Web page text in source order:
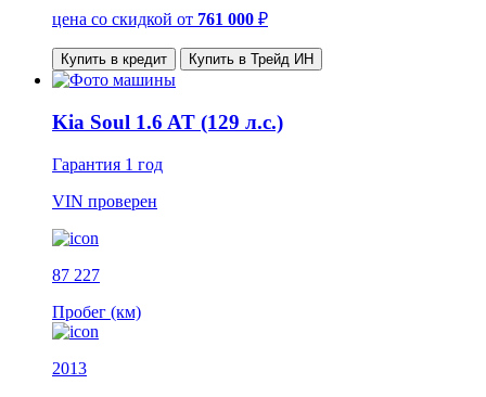
цена со скидкой от 761 000 ₽
Купить в кредит Купить в Трейд ИН
Kia Soul 1.6 AT (129 л.с.)
Гарантия 1 год
VIN проверен
87 227
Пробег (км)
2013